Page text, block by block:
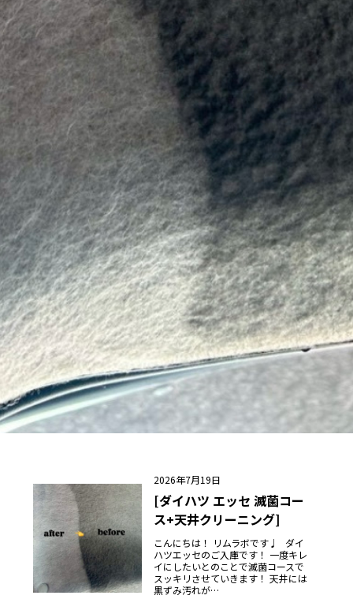
2026年7月19日
[ダイハツ エッセ 滅菌コー
ス+天井クリーニング]
こんにちは！ リムラボです♩ ダイ
ハツエッセのご入庫です！ 一度キレ
イにしたいとのことで滅菌コースで
スッキリさせていきます！ 天井には
黒ずみ汚れが…